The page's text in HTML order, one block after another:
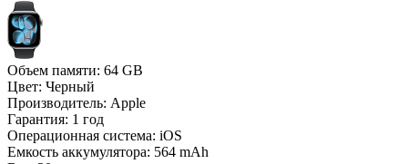
Объем памяти: 64 GB
Цвет: Черный
Производитель: Apple
Гарантия: 1 год
Операционная система: iOS
Емкость аккумулятора: 564 mAh